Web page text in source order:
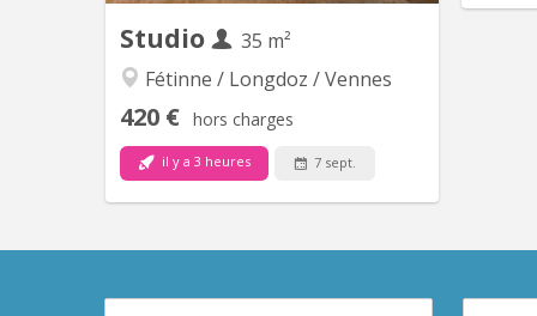
Studio
35 m²
Fétinne / Longdoz / Vennes
420 € hors charges
il y a 3 heures 7 sept.
étage. Vue sur les jardins au calme.